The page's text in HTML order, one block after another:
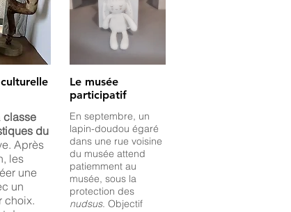
classe
du
Après
les
une
un
choix.
Le musée
participatif
En septembre, un
lapin-doudou égaré
dans une rue voisine
du musée attend
patiemment au
musée, sous la
protection des
nudsus. Objectif